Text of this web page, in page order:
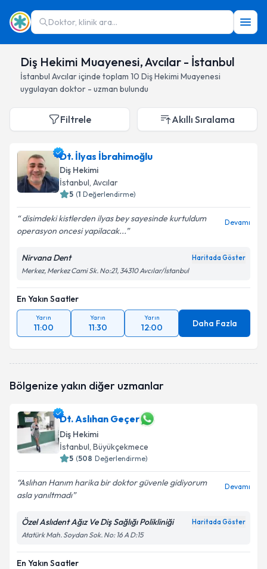
Doktor, klinik ara...
Diş Hekimi Muayenesi, Avcılar - İstanbul
İstanbul Avcılariçinde toplam 10 Diş Hekimi Muayenesi
uygulayan doktor - uzman bulundu
Filtrele Akıllı Sıralama
Dt. İlyas İbrahimoğlu
Diş Hekimi
İstanbul, Avcılar
5 (1 Değerlendirme)
disimdeki kistlerden ilyas bey sayesinde kurtuldum
operasyon oncesi yapilacak...
Devamı
Nirvana Dent Haritada Göster
Merkez, Merkez Cami Sk. No:21, 34310 Avcılar/İstanbul
En Yakın Saatler
Yarın
11:00
Yarın
11:30
Yarın
12:00 Daha Fazla
Bölgenize yakın diğer uzmanlar
Dt. Aslıhan Geçer
Diş Hekimi
İstanbul, Büyükçekmece
5 (508 Değerlendirme)
Aslıhan Hanım harika bir doktor güvenle gidiyorum
asla yanıltmadı
Devamı
Özel Aslıdent Ağız Ve Diş Sağlığı Polikliniği Haritada Göster
Atatürk Mah. Soydan Sok. No: 16 A D:15
En Yakın Saatler